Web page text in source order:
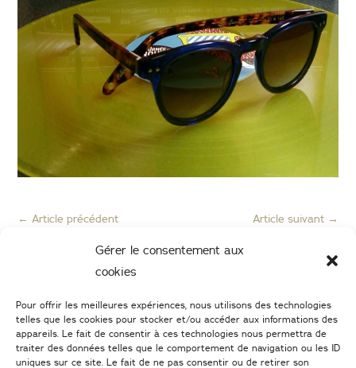
Gérer le consentement aux
cookies
Pour offrir les meilleures expériences, nous utilisons des technologies
telles que les cookies pour stocker et/ou accéder aux informations des
appareils. Le fait de consentir à ces technologies nous permettra de
traiter des données telles que le comportement de navigation ou les ID
uniques sur ce site. Le fait de ne pas consentir ou de retirer son
←Article précédent Article suivant→